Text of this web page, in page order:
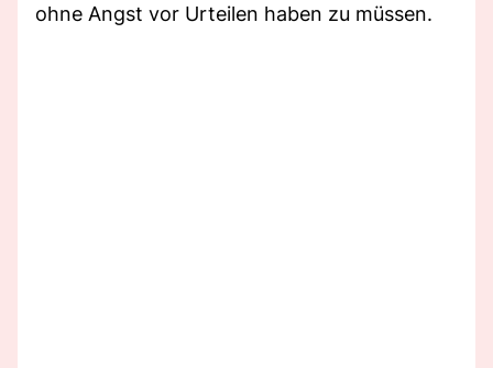
ohne Angst vor Urteilen haben zu müssen.